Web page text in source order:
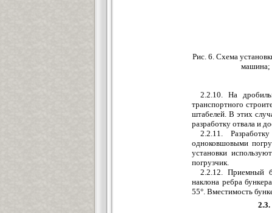
Рис. 6. Схема
машина;
2.2.10. На
транспортного
штабелей. В этих
разработку отвала и
2.2.11.
одноковшовыми
установки
погрузчик.
2.2.12. Приемный
наклона ребра
55°. Вместимость